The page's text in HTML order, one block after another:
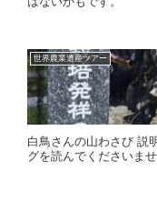
世界農業遺産ツアー
白鳥さんの山わさび 説
グを読んでくださいませ